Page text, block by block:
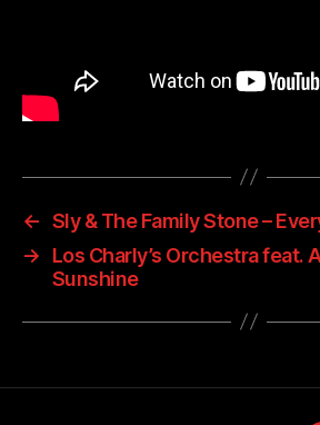
← Sly & The Family Stone –
→
Los Charly’s Orchestra feat.
Sunshine